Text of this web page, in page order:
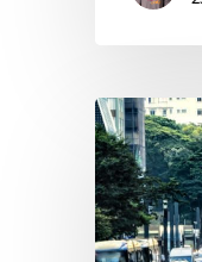
Entenda
as
principais
regras
de